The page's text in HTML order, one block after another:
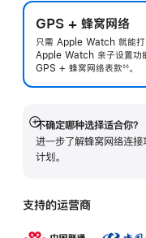
GPS + 蜂窝网络
只需 Apple Watch 就能打
Apple Watch 亲子设置功
GPS + 蜂窝网络表款◊◊。
不确定哪种选择适合你？
进一步了解蜂窝网络连
计划。
展
开
支持的运营商